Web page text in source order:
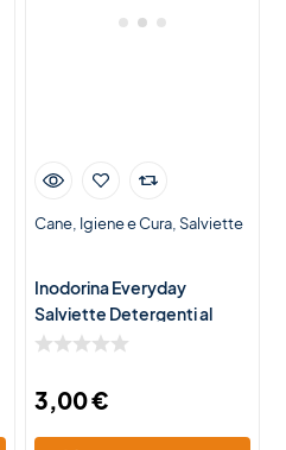
Cane Igiene e Cura Salviette
Inodorina Everyday
Salviette Detergenti al
Talco per Cani e Gatti – 40
3,00€